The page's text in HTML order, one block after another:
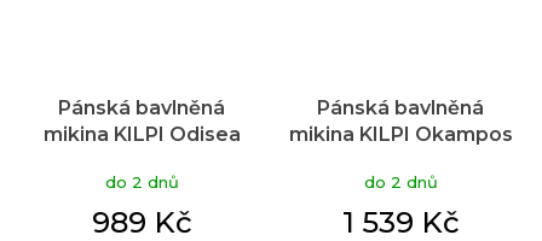
Pánská bavlněná
mikina KILPI Odisea
do 2 dnů
989 Kč
Pánská bavlněná
mikina KILPI Okampos
do 2 dnů
1 539 Kč